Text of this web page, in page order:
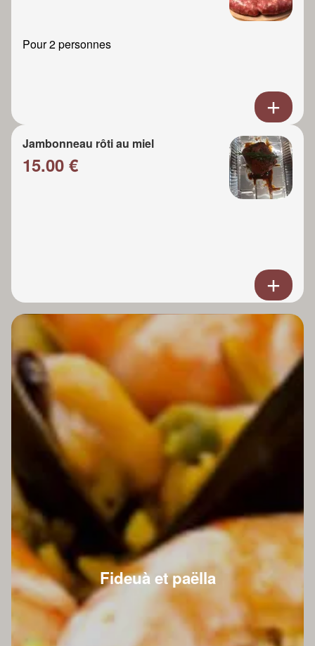
Pour 2 personnes
Jambonneau rôti au miel
15.00 €
Fideuà et paëlla